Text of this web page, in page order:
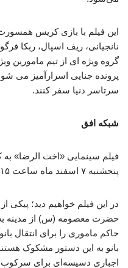
این فیلم با بازی کریس
نانجیانی، ریف اسپال، ربکا
گروه ویژه ای از تیم مامورین
پرونده جنایی اسرارآمیز می
سرتاسر دنیا سفر کنند.
شبکه افق
فیلم سینمایی «اخت الرضا» به
پنجشنبه ۷ اسفند ماه ساعت ۲۳:۱۵ از شبکه افق پخش خواهد شد.
در این فیلم خواهیم دید؛ پیکی
حضرت معصومه (س) از مدینه به
حاکم ماموری را برای انتقال
بانو به این دستور مشکوک
اجباری دسیسه‌ای برای سرکوب